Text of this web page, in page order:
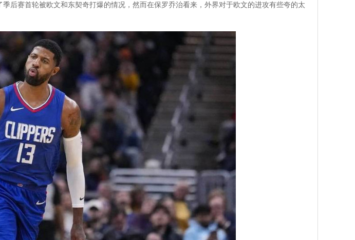
后赛首轮被欧文和东契奇打爆的情况，然而在保罗乔治看来，外界对于欧文的进攻有些夸的太